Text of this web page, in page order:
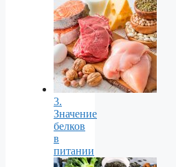
3.
Значение
белков
в
питании